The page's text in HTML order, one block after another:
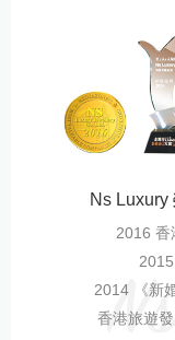
Ns Luxury
2016 香
2014 《新
香港旅遊